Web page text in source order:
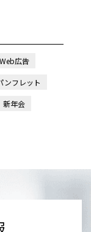
Web広告
ンフレット
新年会